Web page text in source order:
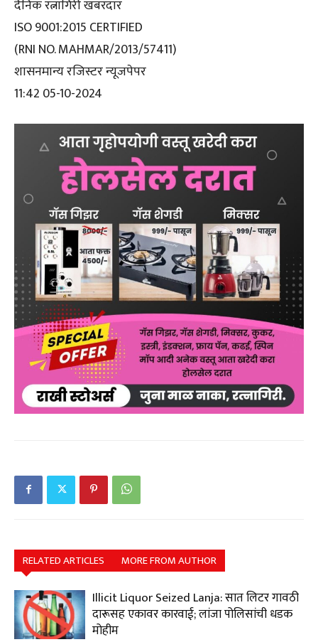
दैनिक रत्नागिरी खबरदार
ISO 9001:2015 CERTIFIED
(RNI NO. MAHMAR/2013/57411)
शासनमान्य रजिस्टर न्यूजपेपर
11:42 05-10-2024
RELATED ARTICLES MORE FROM AUTHOR
Illicit Liquor Seized Lanja: सात लिटर गावठी
दारूसह एकावर कारवाई; लांजा पोलिसांची धडक
मोहीम